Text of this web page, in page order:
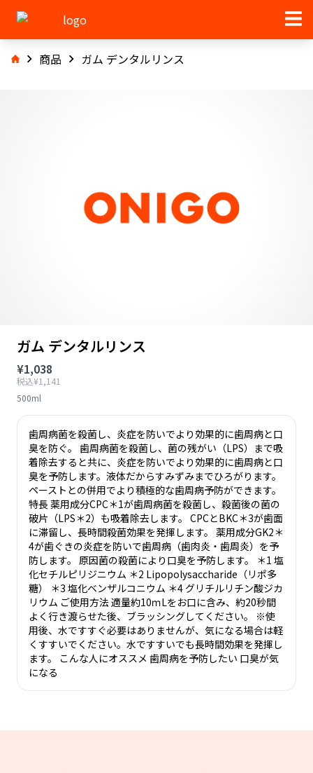
商品 ガム デンタルリンス
ガム デンタルリンス
¥1,038
税込¥1,141
500ml
歯周病菌を殺菌し、炎症を防いでより効果的に歯周病と口
臭を防ぐ。 歯周病菌を殺菌し、菌の残がい（LPS）まで吸
着除去すると共に、炎症を防いでより効果的に歯周病と口
臭を予防します。液体だからすみずみまでひろがります。
ペーストとの併用でより積極的な歯周病予防ができます。
特長 薬用成分CPC＊1が歯周病菌を殺菌し、殺菌後の菌の
破片（LPS＊2）も吸着除去します。 CPCとBKC＊3が歯面
に滞留し、長時間殺菌効果を発揮します。 薬用成分GK2＊
4が歯ぐきの炎症を防いで歯周病（歯肉炎・歯周炎）を予
防します。 原因菌の殺菌により口臭を予防します。 ＊1 塩
化セチルピリジニウム ＊2 Lipopolysaccharide（リポ多
糖） ＊3 塩化ベンザルコニウム ＊4 グリチルリチン酸ジカ
リウム ご使用方法 適量約10ｍLをお口に含み、約20秒間
よく行き渡らせた後、ブラッシングしてください。 ※使
用後、水ですすぐ必要はありませんが、気になる場合は軽
くすすいでください。水ですすいでも長時間効果を発揮し
ます。 こんな人にオススメ 歯周病を予防したい 口臭が気
になる